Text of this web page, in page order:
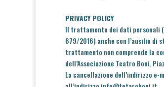
PRIVACY POLICY
Il trattamento dei dati personali
679/2016) anche con l’ausilio
trattamento non comprende la
dell’Associazione Teatro Boni,
La cancellazione dell’indirizzo